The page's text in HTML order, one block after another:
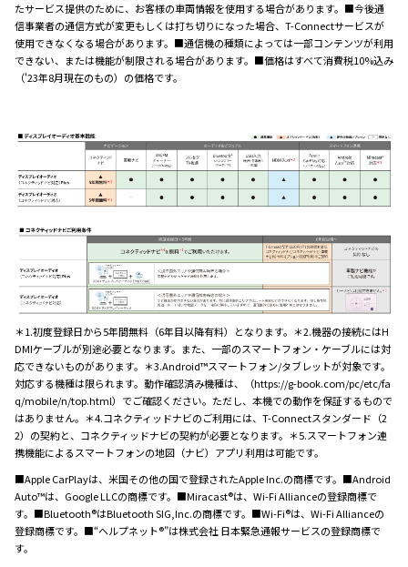
たサービス提供のために、お客様の車両情報を使用する場合があります。■今後通
信事業者の通信方式が変更もしくは打ち切りになった場合、T-Connectサービスが
使用できなくなる場合があります。■通信機の種類によっては一部コンテンツが利用
できない、または機能が制限される場合があります。■価格はすべて消費税10%込み
（'23年8月現在のもの）の価格です。
＊1.初度登録日から5年間無料（6年目以降有料）となります。＊2.機器の接続にはH
DMIケーブルが別途必要となります。また、一部のスマートフォン・ケーブルには対
応できないものがあります。＊3.Android™スマートフォン/タブレットが対象です。
対応する機種は限られます。動作確認済み機種は、（https://g-book.com/pc/etc/fa
q/mobile/n/top.html）でご確認ください。ただし、本機での動作を保証するもので
はありません。＊4.コネクティッドナビのご利用には、T-Connectスタンダード（2
2）の契約と、コネクティッドナビの契約が必要となります。＊5.スマートフォン連
携機能によるスマートフォンの地図（ナビ）アプリ利用は可能です。
■Apple CarPlayは、米国その他の国で登録されたApple Inc.の商標です。■Android
Auto™は、Google LLCの商標です。■Miracast®は、Wi-Fi Allianceの登録商標で
す。■Bluetooth®はBluetooth SIG,Inc.の商標です。■Wi-Fi®は、Wi-Fi Allianceの
登録商標です。■“ヘルプネット®”は株式会社 日本緊急通報サービスの登録商標で
す。